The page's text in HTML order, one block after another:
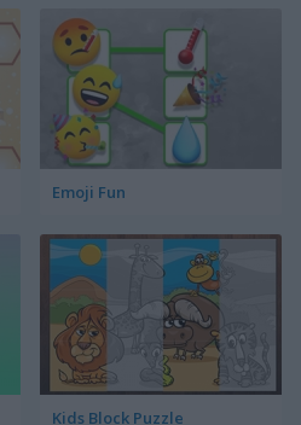
Emoji Fun
Kids Block Puzzle